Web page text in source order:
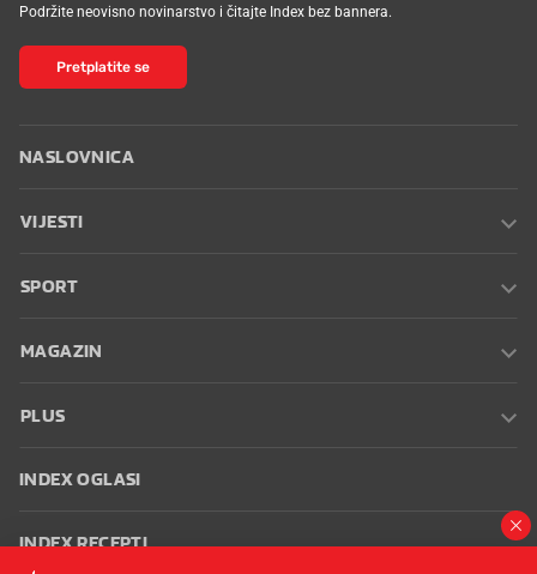
Podržite neovisno novinarstvo i čitajte Index bez bannera.
Pretplatite se
NASLOVNICA
VIJESTI
SPORT
MAGAZIN
PLUS
INDEX OGLASI
INDEX RECEPTI